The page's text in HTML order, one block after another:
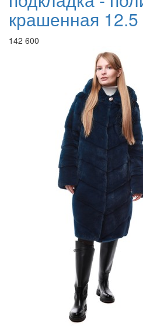
крашенная 12.5
142 600